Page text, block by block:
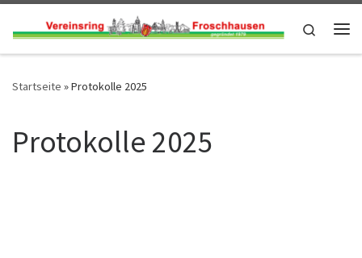
Zum Inhalt springen
Search
Startseite »Protokolle 2025
Protokolle 2025